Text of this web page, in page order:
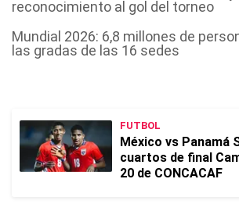
reconocimiento al gol del torneo
Mundial 2026: 6,8 millones de
las gradas de las 16 sedes
FUTBOL
México vs Panamá
cuartos de final
20 de CONCACAF